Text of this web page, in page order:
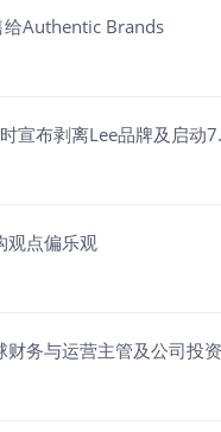
给Authentic Brands
宣布剥离Lee品牌及启动
观点偏乐观
务与运营主管及公司投